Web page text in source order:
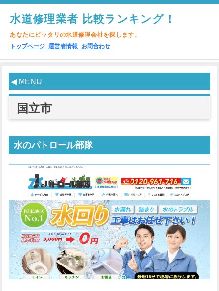
水道修理業者 比較ランキング！
あなたにピッタリの水道修理会社を探します。
トップページ 運営者情報 お問合わせ
◀ MENU
国立市
水のパトロール部隊